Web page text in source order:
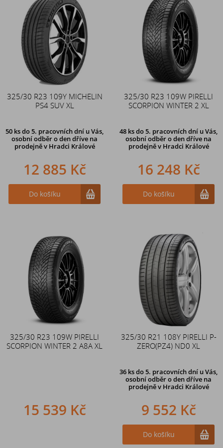
325/30 R23 109Y MICHELIN
PS4 SUV XL
50 ksdo 5. pracovních dní u Vás,
osobní odběr o den dříve na
prodejněv Hradci Králové
12 885 Kč
Do košíku
325/30 R23 109W PIRELLI
SCORPION WINTER 2 XL
48 ksdo 5. pracovních dní u Vás,
osobní odběr o den dříve na
prodejněv Hradci Králové
16 248 Kč
Do košíku
325/30 R23 109W PIRELLI
SCORPION WINTER 2 A8A XL
15 539 Kč
325/30 R21 108Y PIRELLI P-
ZERO(PZ4) ND0 XL
36 ksdo 5. pracovních dní u Vás,
osobní odběr o den dříve na
prodejněv Hradci Králové
9 552 Kč
Do košíku